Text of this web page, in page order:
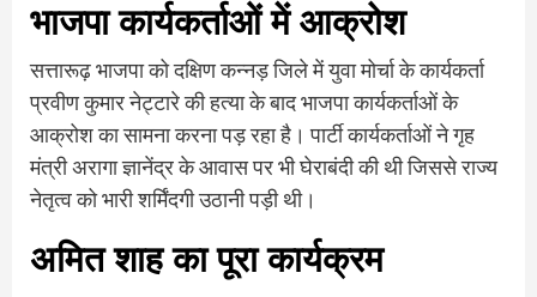
भाजपा कार्यकर्ताओं में आक्रोश
सत्तारूढ़ भाजपा को दक्षिण कन्नड़ जिले में युवा मोर्चा के कार्यकर्ता
प्रवीण कुमार नेट्टारे की हत्या के बाद भाजपा कार्यकर्ताओं के
आक्रोश का सामना करना पड़ रहा है। पार्टी कार्यकर्ताओं ने गृह
मंत्री अरागा ज्ञानेंद्र के आवास पर भी घेराबंदी की थी जिससे राज्य
नेतृत्व को भारी शर्मिंदगी उठानी पड़ी थी।
अमित शाह का पूरा कार्यक्रम